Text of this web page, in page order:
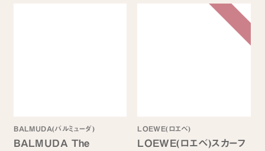
BALMUDA(バルミューダ)
BALMUDA The
LOEWE(ロエベ)
LOEWE(ロエベ)スカーフ